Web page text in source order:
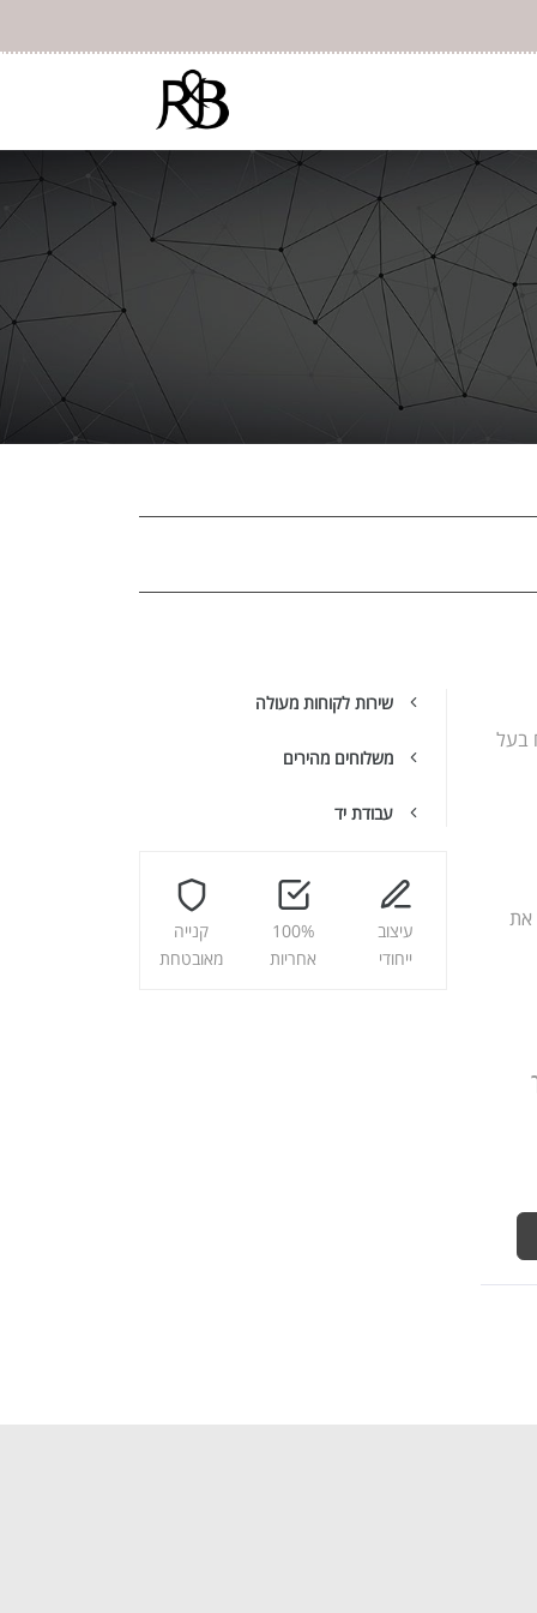
בעל
את
שירות לקוחות מעולה
משלוחים מהירים
עבודת יד
עיצוב
ייחודי
100%
אחריות
קנייה
מאובטחת